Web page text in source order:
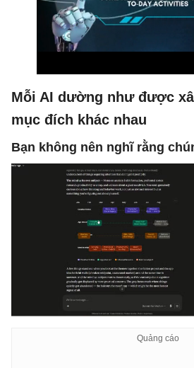
Mỗi AI dường như được
mục đích khác nhau
Bạn không nên nghĩ rằng